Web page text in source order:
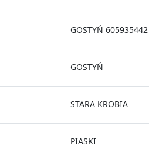
GOSTYŃ 605935442
GOSTYŃ
STARA KROBIA
PIASKI